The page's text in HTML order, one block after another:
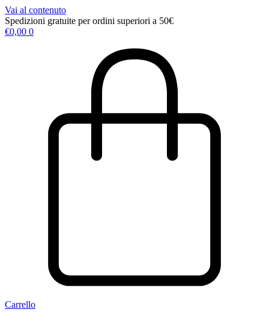
Vai al contenuto
Spedizioni gratuite per ordini superiori a 50€
€0,00 0
Carrello